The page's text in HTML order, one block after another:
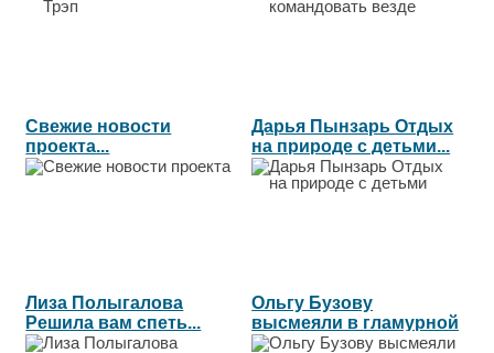
Свежие новости
проекта...
Дарья Пынзарь Отдых
на природе с детьми...
Лиза Полыгалова
Решила вам спеть...
Ольгу Бузову
высмеяли в гламурной
тусовке...